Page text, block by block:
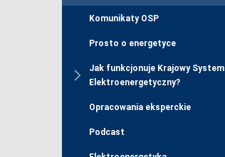
Komunikaty OSP
Prosto o energetyce
Jak funkcjonuje Krajowy System
Elektroenergetyczny?
Opracowania eksperckie
Podcast